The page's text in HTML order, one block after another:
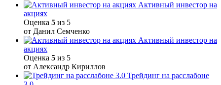
Активный инвестор на
акциях
Оценка 5 из 5
от Данил Семченко
Активный инвестор на
акциях
Оценка 5 из 5
от Александр Кириллов
Трейдинг на расслабоне